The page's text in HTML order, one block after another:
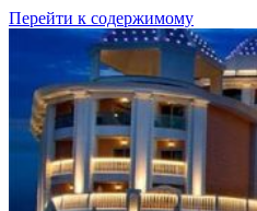
Перейти к содержимому